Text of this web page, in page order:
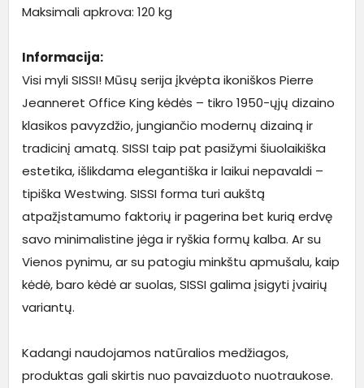
Maksimali apkrova: 120 kg
Informacija:
Visi myli SISSI! Mūsų serija įkvėpta ikoniškos Pierre
Jeanneret Office King kėdės – tikro 1950-ųjų dizaino
klasikos pavyzdžio, jungiančio modernų dizainą ir
tradicinį amatą. SISSI taip pat pasižymi šiuolaikiška
estetika, išlikdama elegantiška ir laikui nepavaldi –
tipiška Westwing. SISSI forma turi aukštą
atpažįstamumo faktorių ir pagerina bet kurią erdvę
savo minimalistine jėga ir ryškia formų kalba. Ar su
Vienos pynimu, ar su patogiu minkštu apmušalu, kaip
kėdė, baro kėdė ar suolas, SISSI galima įsigyti įvairių
variantų.
Kadangi naudojamos natūralios medžiagos,
produktas gali skirtis nuo pavaizduoto nuotraukose.